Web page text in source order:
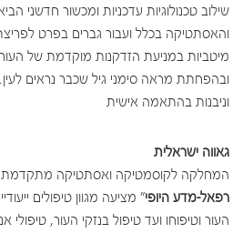
שילוב טכנולוגיות עדכניות ומכשור חדשני
והאסתטיקה בכלל ועבור גברים בפרט
מיטביות במניעת הזדקנות מוקדמת של
ובהפחתת מראה סימני גיל שכבר נראים לעין.
וניבנות בהתאמה אישית
גאווה ישראלית
המחלקה לקוסמטיקה ואסתטיקה מתקדמת
רפאל-מדע היופי" מציעה מגוון טיפולים
העור וטיפוחו ועד טיפול בנזקי העור, טיפולי